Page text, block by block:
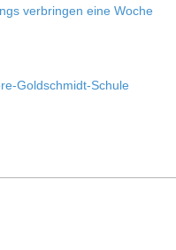
ver­brin­gen eine Woche
Goldschmidt-Schule